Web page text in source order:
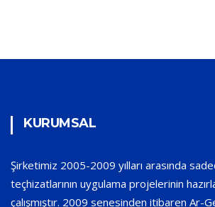
KURUMSAL
Şirketimiz 2005-2009 yılları arasında
teçhizatlarının uygulama projelerinin
çalışmıştır. 2009 senesinden itibaren Ar-